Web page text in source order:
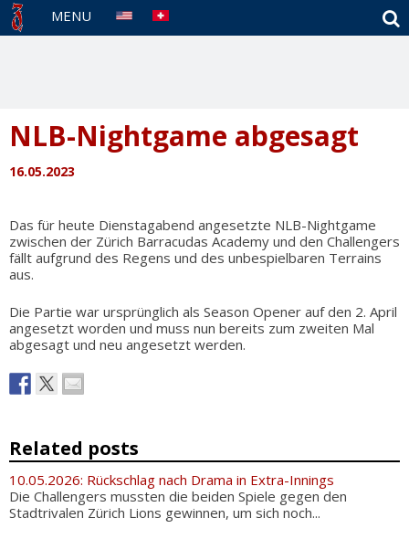
MENU
NLB-Nightgame abgesagt
16.05.2023
Das für heute Dienstagabend angesetzte NLB-Nightgame
zwischen der Zürich Barracudas Academy und den Challengers
fällt aufgrund des Regens und des unbespielbaren Terrains
aus.
Die Partie war ursprünglich als Season Opener auf den 2. April
angesetzt worden und muss nun bereits zum zweiten Mal
abgesagt und neu angesetzt werden.
Related posts
10.05.2026: Rückschlag nach Drama in Extra-Innings
Die Challengers mussten die beiden Spiele gegen den
Stadtrivalen Zürich Lions gewinnen, um sich noch...